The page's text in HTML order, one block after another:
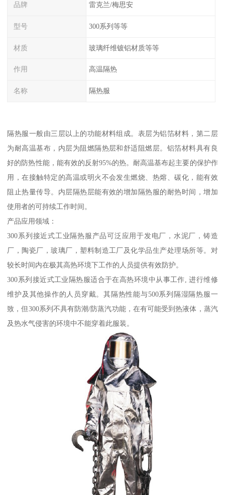
品牌 雷克兰/梅思安
型号 300系列等等
材质 玻璃纤维镀铝材质等等
作用 高温隔热
名称 隔热服
隔热服一般由三层以上的功能材料组成。表层为铝箔材料，第二层
为耐高温基布，内层为阻燃隔热层和舒适阻燃层。铝箔材料具有良
好的防热性能，能有效的反射95%的热。耐高温基布起主要的保护作
用，在接触特定的高温或明火不会发生燃烧、热熔、碳化，能有效
阻止热量传导。内层隔热层能有效的增加隔热服的耐热时间，增加
使用者的可持续工作时间。
产品应用领域：
300系列接近式工业隔热服产品可泛应用于发电厂，水泥厂，铸造
厂，陶瓷厂，玻璃厂，塑料制造工厂及化学品生产处理场所等。对
较长时间内在极其高热环境下工作的人员提供有效防护。
300系列接近式工业隔热服适合于在高热环境中从事工作, 进行维修
维护及其他操作的人员穿戴。其隔热性能与500系列隔湿隔热服一
致，但300系列不具有防潮/防蒸汽功能，在有可能受到热液体，蒸汽
及热水气侵害的环境中不能穿着此服装。